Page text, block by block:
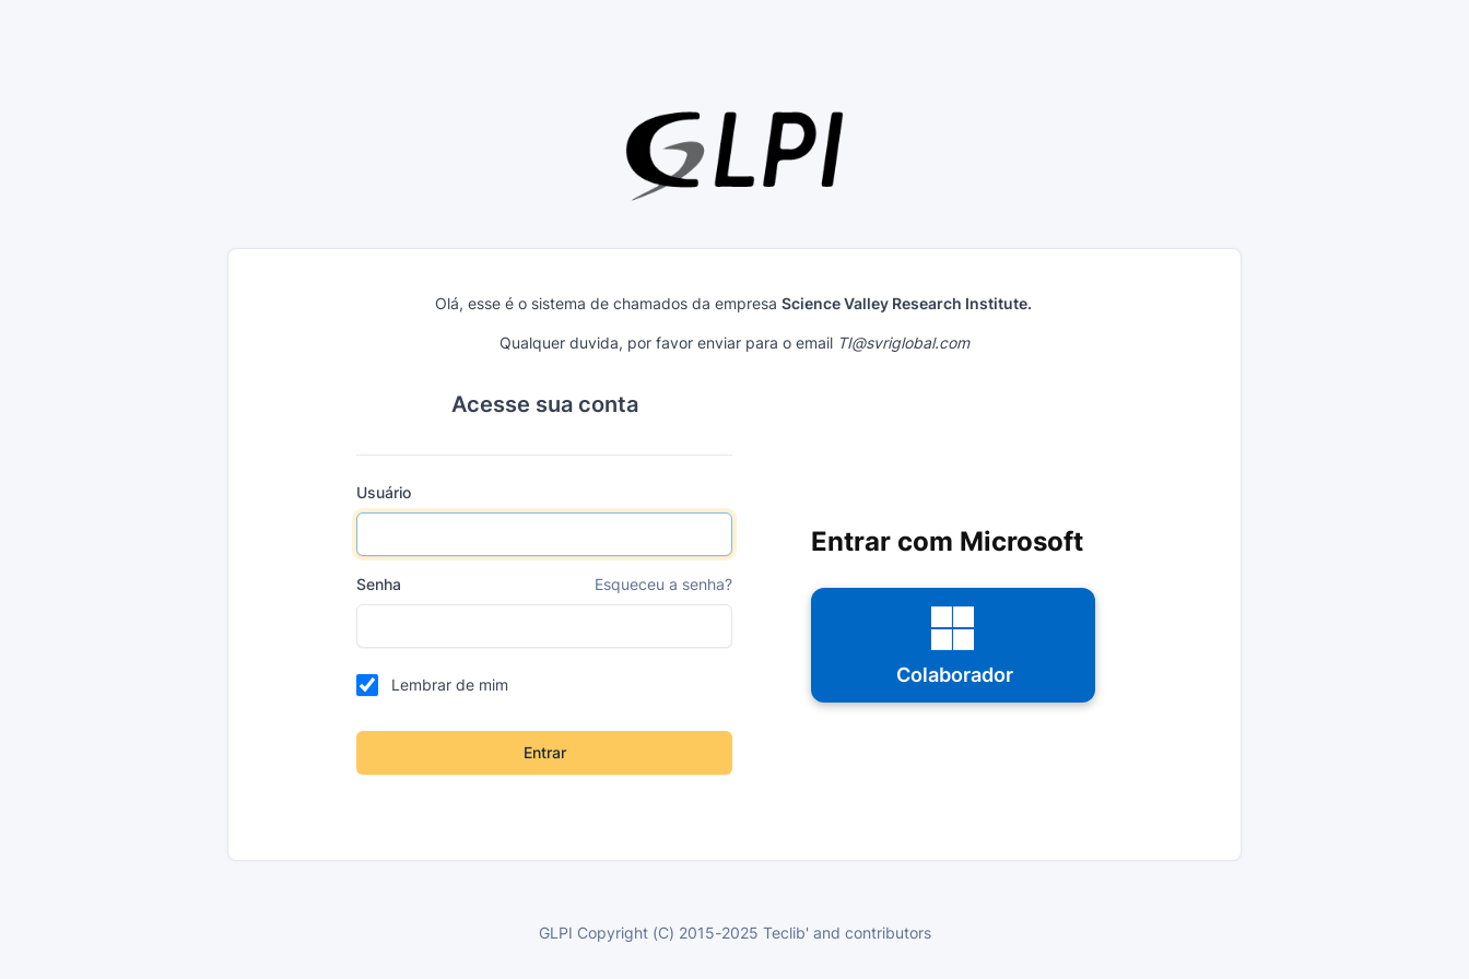
Olá, esse é o sistema de chamados da empresa Science Valley Research Institute.
Qualquer duvida, por favor enviar para o email TI@svriglobal.com
Acesse sua conta
Usuário
Senha Esqueceu a senha?
Lembrar de mim
Entrar
Entrar com Microsoft
Colaborador
GLPI Copyright (C) 2015-2025 Teclib' and contributors